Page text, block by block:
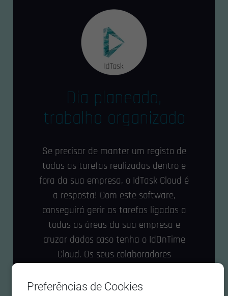
Dia planeado,
trabalho organizado
Se precisar de manter um registo de
todas as tarefas realizadas dentro e
fora da sua empresa, o IdTask Cloud é
a resposta! Com este software,
conseguirá gerir as tarefas ligadas a
todas as áreas da sua empresa e
cruzar dados caso tenha o IdOnTime
Cloud. Os seus colaboradores
dia de trabalho.
Preferências de Cookies